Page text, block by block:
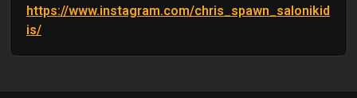
https://www.instagram.com/chris_spawn_salonikid
is/